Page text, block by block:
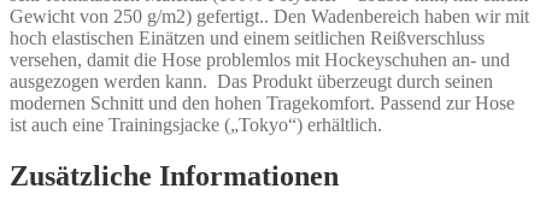
Gewicht von 250 g/m2) gefertigt.. Den Wadenbereich haben wir mit
hoch elastischen Einätzen und einem seitlichen Reißverschluss
versehen, damit die Hose problemlos mit Hockeyschuhen an- und
ausgezogen werden kann. Das Produkt überzeugt durch seinen
modernen Schnitt und den hohen Tragekomfort. Passend zur Hose
ist auch eine Trainingsjacke („Tokyo“) erhältlich.
Zusätzliche Informationen